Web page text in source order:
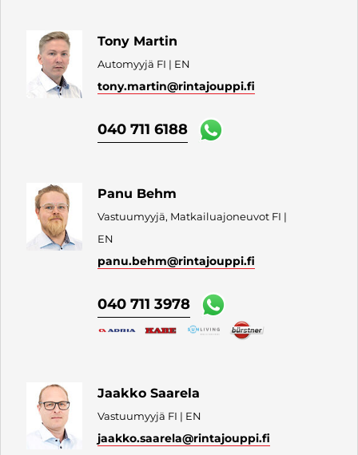
Tony Martin
Automyyjä FI | EN
tony.martin@rintajouppi.fi
040 711 6188
Panu Behm
Vastuumyyjä, Matkailuajoneuvot FI |
EN
panu.behm@rintajouppi.fi
040 711 3978
Jaakko Saarela
Vastuumyyjä FI | EN
jaakko.saarela@rintajouppi.fi